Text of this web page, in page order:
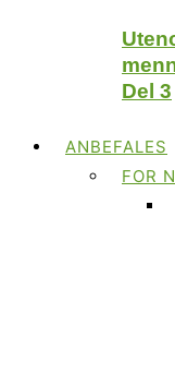
Del 3
ANBEFALES
FOR